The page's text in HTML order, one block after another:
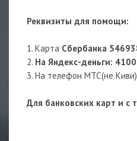
Реквизиты для помощи:
1. Карта Сбербанка
2. На Яндекс-деньги:
3. На телефон МТС(не Киви)
Для банковских карт и с